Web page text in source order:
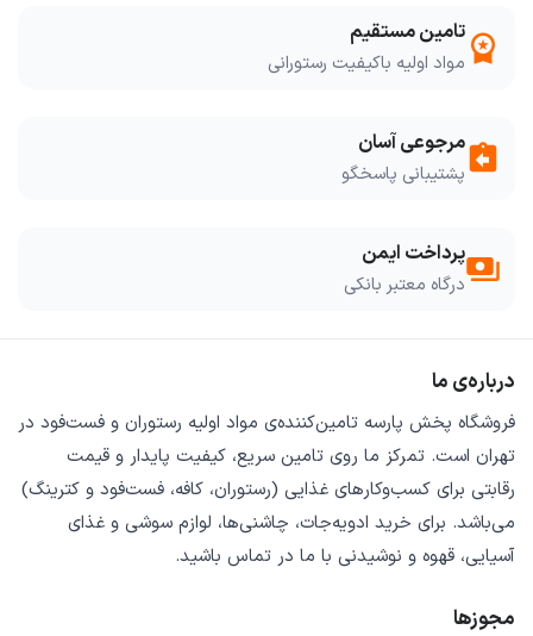
workspace_premium تامین مستقیم
مواد اولیه باکیفیت رستورانی
assignment_returnمرجوعی آسان
پشتیبانی پاسخگو
paymentsپرداخت ایمن
درگاه معتبر بانکی
درباره‌ی ما
فروشگاه پخش پارسه تامین‌کننده‌ی مواد اولیه رستوران و فست‌فود در
تهران است. تمرکز ما روی تامین سریع، کیفیت پایدار و قیمت
رقابتی برای کسب‌وکارهای غذایی (رستوران، کافه، فست‌فود و کترینگ)
می‌باشد. برای خرید ادویه‌جات، چاشنی‌ها، لوازم سوشی و غذای
آسیایی، قهوه و نوشیدنی با ما در تماس باشید.
مجوزها